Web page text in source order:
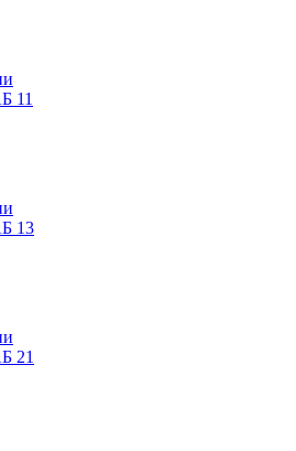
11
13
21